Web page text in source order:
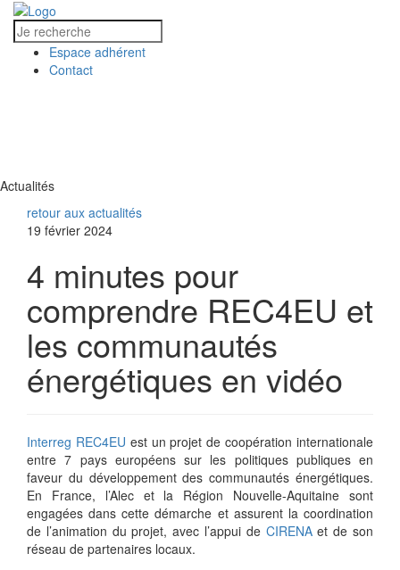
Espace adhérent
Contact
Actualités
retour aux actualités
19 février 2024
4 minutes pour
comprendre REC4EU et
les communautés
énergétiques en vidéo
Interreg REC4EU est un projet de coopération internationale
entre 7 pays européens sur les politiques publiques en
faveur du développement des communautés énergétiques.
En France, l’Alec et la Région Nouvelle-Aquitaine sont
engagées dans cette démarche et assurent la coordination
de l’animation du projet, avec l’appui de CIRENAet de son
réseau de partenaires locaux.